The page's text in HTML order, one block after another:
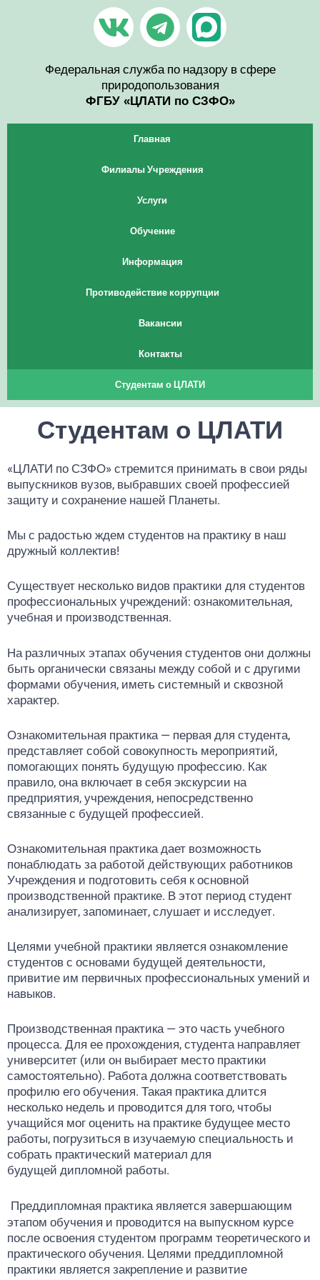
V
k
T
e
l
e
g
r
a
m
Федеральная служба по надзору в сфере
природопользования
ФГБУ «ЦЛАТИ по СЗФО»
Главная
Филиалы Учреждения
Услуги
Обучение
Информация
Противодействие коррупции
Вакансии
Контакты
Студентам о ЦЛАТИ
Студентам о ЦЛАТИ
«ЦЛАТИ по СЗФО» стремится принимать в свои ряды
выпускников вузов, выбравших своей профессией
защиту и сохранение нашей Планеты.
Мы с радостью ждем студентов на практику в наш
дружный коллектив!
Существует несколько видов практики для студентов
профессиональных учреждений: ознакомительная,
учебная и производственная.
На различных этапах обучения студентов они должны
быть органически связаны между собой и с другими
формами обучения, иметь системный и сквозной
характер.
Ознакомительная практика — первая для студента,
представляет собой совокупность мероприятий,
помогающих понять будущую профессию. Как
правило, она включает в себя экскурсии на
предприятия, учреждения, непосредственно
связанные с будущей профессией.
Ознакомительная практика дает возможность
понаблюдать за работой действующих работников
Учреждения и подготовить себя к основной
производственной практике. В этот период студент
анализирует, запоминает, слушает и исследует.
Целями учебной практики является ознакомление
студентов с основами будущей деятельности,
привитие им первичных профессиональных умений и
навыков.
Производственная практика — это часть учебного
процесса. Для ее прохождения, студента направляет
университет (или он выбирает место практики
самостоятельно). Работа должна соответствовать
профилю его обучения. Такая практика длится
несколько недель и проводится для того, чтобы
учащийся мог оценить на практике будущее место
работы, погрузиться в изучаемую специальность и
собрать практический материал для
будущей дипломной работы.
Преддипломная практика является завершающим
этапом обучения и проводится на выпускном курсе
после освоения студентом программ теоретического и
практического обучения. Целями преддипломной
практики является закрепление и развитие